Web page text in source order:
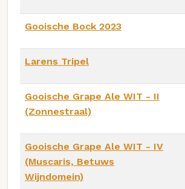
Gooische Bock 2023
Larens Tripel
Gooische Grape Ale WIT - II
(Zonnestraal)
Gooische Grape Ale WIT - IV
(Muscaris, Betuws
Wijndomein)